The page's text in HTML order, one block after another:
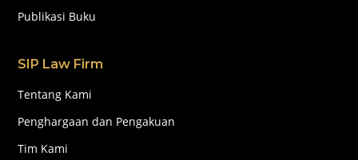
Publikasi Buku
SIP Law Firm
Tentang Kami
Penghargaan dan Pengakuan
Tim Kami